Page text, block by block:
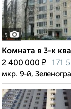
5
Комната в 3-к
2 400 000 ₽ 171
мкр. 9-й,